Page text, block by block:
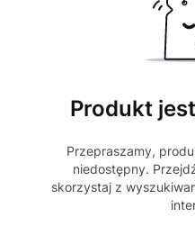
Produkt
Przepraszamy,
niedostępny.
skorzystaj z